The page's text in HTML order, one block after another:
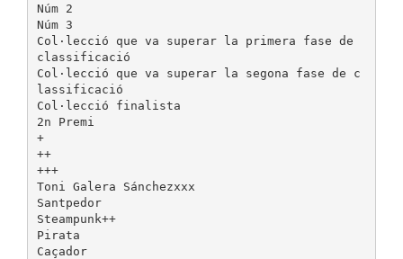
Núm 2
Núm 3
Col·lecció que va superar la primera fase de
classificació
Col·lecció que va superar la segona fase de c
lassificació
Col·lecció finalista
2n Premi
+
++
+++
Toni Galera Sánchezxxx
Santpedor
Steampunk++
Pirata
Caçador